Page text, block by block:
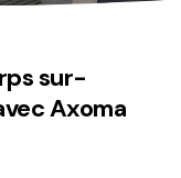
sur-
Axoma